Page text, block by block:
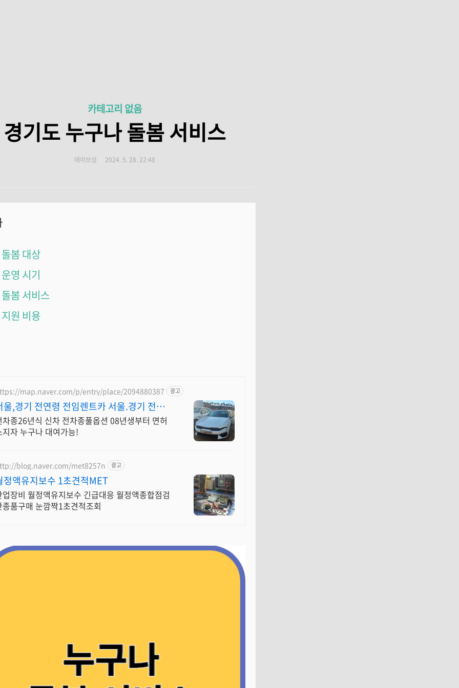
카테고리 없음
경기도 누구나 돌봄 서비스
데이브성 2024. 5. 28. 22:48
돌봄 대상
운영 시기
돌봄 서비스
지원 비용
map.naver.com/p/entry/place/2094880387 광고
울,경기 전연령 전임렌트카 서울.경기 전연
전임렌트카
차종26년식 신차 전차종풀옵션 08년생부터 면허
지자 누구나 대여가능!
blog.naver.com/met8257n 광고
정액유지보수 1초견적MET
업장비 월정액유지보수 긴급대응 월정액종합점검
종품구매 눈깜짝1초견적조회